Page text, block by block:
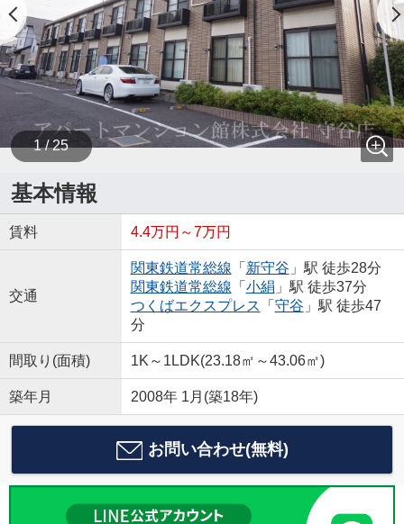
1 / 25
基本情報
賃料 4.4万円～7万円
交通
関東鉄道常総線 「 新守谷 」駅 徒歩28分
関東鉄道常総線 「 小絹 」駅 徒歩37分
つくばエクスプレス 「 守谷 」駅 徒歩47
分
間取り(面積) 1K～1LDK(23.18㎡～43.06㎡)
築年月 2008年 1月(築18年)
お問い合わせ(無料)